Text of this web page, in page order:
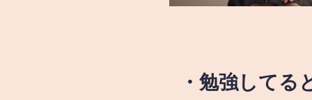
・勉強して